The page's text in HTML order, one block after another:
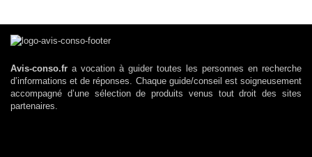
Avis-conso.fr a vocation à guider toutes les personnes en recherche
d’informations et de réponses. Chaque guide/conseil est soigneusement
accompagné d’une sélection de produits venus tout droit des sites
partenaires.